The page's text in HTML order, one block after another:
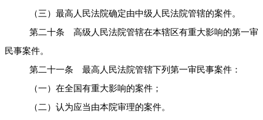
（三）最高人民法院确定由中级人民法院管辖的案件。
第二十条 高级人民法院管辖在本辖区有重大影响的第一审
民事案件。
第二十一条 最高人民法院管辖下列第一审民事案件：
（一）在全国有重大影响的案件；
（二）认为应当由本院审理的案件。